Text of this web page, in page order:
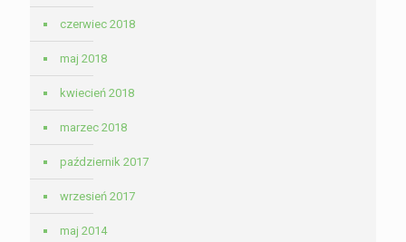
czerwiec 2018
maj 2018
kwiecień 2018
marzec 2018
październik 2017
wrzesień 2017
maj 2014